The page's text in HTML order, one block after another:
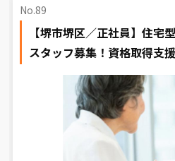
No.89
【堺市堺区／正社員】住宅
スタッフ募集！資格取得支